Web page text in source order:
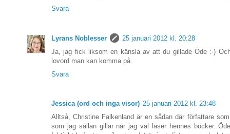
Svara
Lyrans Noblesser
25 januari 2012 kl. 20:28
Ja, jag fick liksom en känsla av att du gillade Öde :-)
lovord man kan komma på.
Svara
Jessica (ord och inga visor) 25 januari 2012 kl. 23:48
Alltså, Christine Falkenland är en sådan där författare
som jag sällan gillar när jag väl läser hennes böcker.